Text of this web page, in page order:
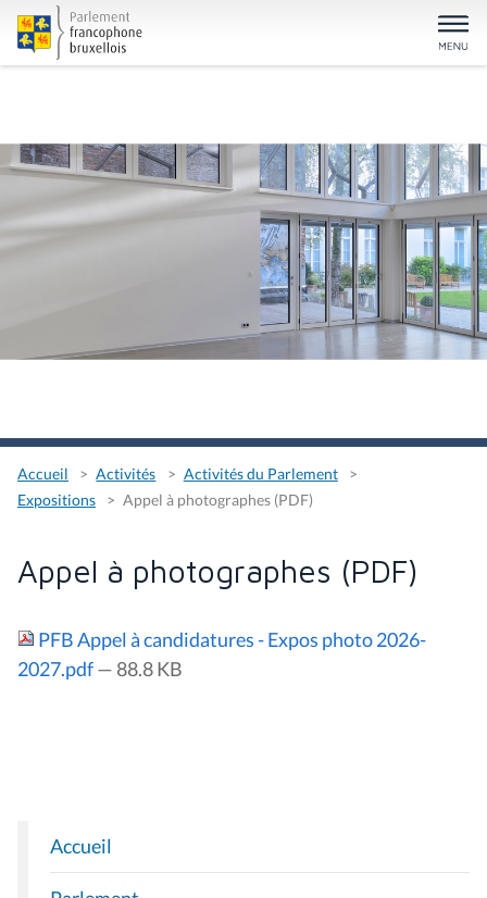
Accueil Activités
Activités du Parlement
Expositions
Appel à photographes (PDF)
Appel à photographes (PDF)
PFB Appel à candidatures - Expos photo 2026-
2027.pdf— 88.8 KB
N
A
Accueil